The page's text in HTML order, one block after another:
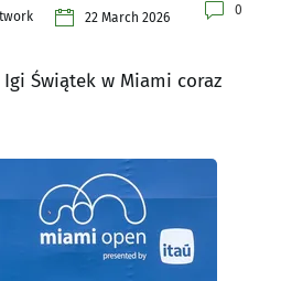
22 March 2026 0
Świątek w Miami coraz